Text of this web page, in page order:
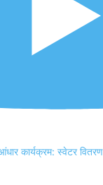
कार्यक्रम: स्वेटर